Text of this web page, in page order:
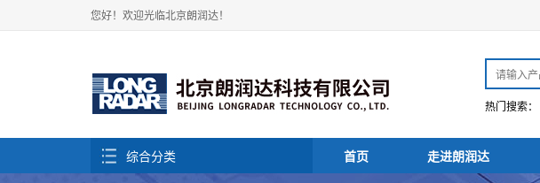
您好！欢迎光临北京朗润达！
热门搜索：
综合分类 首页 走进朗润达